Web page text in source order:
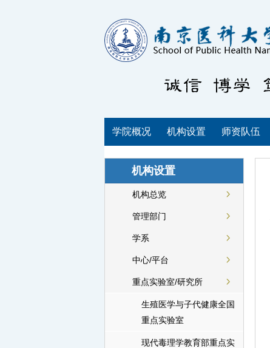
学院概况 机构设置 师资队伍
机构设置
机构总览
管理部门
学系
中心/平台
重点实验室/研究所
生殖医学与子代健康全国
重点实验室
现代毒理学教育部重点实